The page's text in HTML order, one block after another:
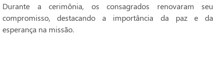
Durante a cerimônia, os consagrados renovaram seu
compromisso, destacando a importância da paz e da
esperança na missão.